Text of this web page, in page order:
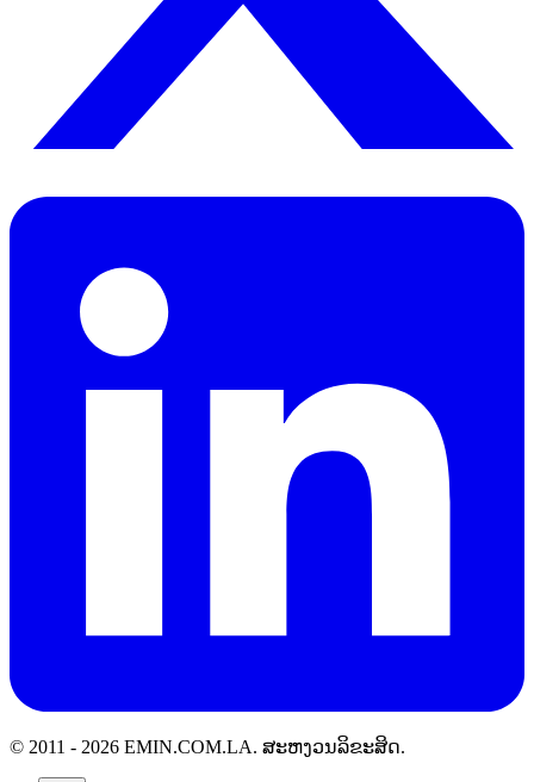
© 2011 - 2026 EMIN.COM.LA. ສະຫງວນລິຂະສິດ.